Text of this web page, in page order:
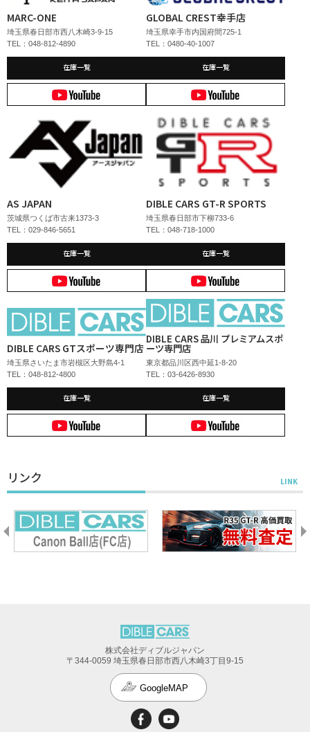
MARC-ONE
埼玉県春日部市西八木崎3-9-15
TEL：048-812-4890
在庫一覧
GLOBAL CREST幸手店
埼玉県幸手市内国府間725-1
TEL：0480-40-1007
在庫一覧
AS JAPAN
茨城県つくば市古来1373-3
TEL：029-846-5651
在庫一覧
DIBLE CARS GT-R SPORTS
埼玉県春日部市下柳733-6
TEL：048-718-1000
在庫一覧
DIBLE CARS GTスポーツ専門店
埼玉県さいたま市岩槻区大野島4-1
TEL：048-812-4800
在庫一覧
DIBLE CARS 品川 プレミアムスポ
ーツ専門店
東京都品川区西中延1-8-20
TEL：03-6426-8930
在庫一覧
リンク
株式会社ディブルジャパン
〒344-0059 埼玉県春日部市西八木崎3丁目9-15
GoogleMAP